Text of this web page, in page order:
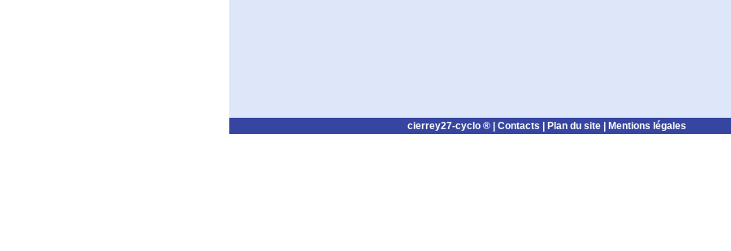
cierrey27-cyclo ® | Contacts Plan du site Mentions légales